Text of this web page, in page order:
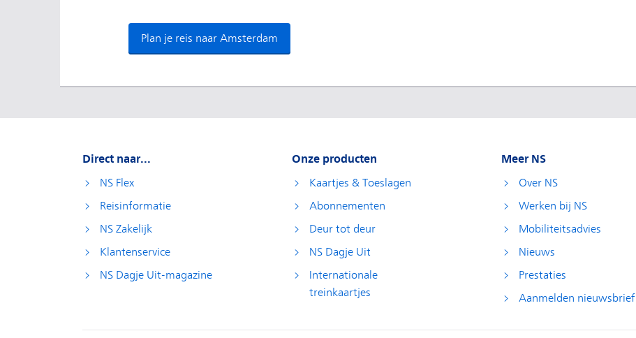
Plan je reis naar Amsterdam
Direct naar...
NS Flex
Reisinformatie
NS Zakelijk
Klantenservice
NS Dagje Uit-magazine
Onze producten
Kaartjes & Toeslagen
Abonnementen
Deur tot deur
NS Dagje Uit
Internationale
treinkaartjes
Meer NS
Over NS
Werken bij NS
Mobiliteitsadvies
Nieuws
Prestaties
Aanmelden nieuwsbrief